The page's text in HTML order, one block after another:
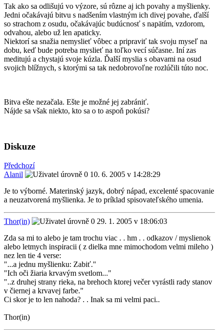
Tak ako sa odlišujú vo výzore, sú rôzne aj ich povahy a myšlienky.
Jedni očakávajú bitvu s nadšením vlastným ich divej povahe, ďalší
so strachom z osudu, očakávajúc budúcnosť s napätím, vzdorom,
odvahou, alebo už len apaticky.
Niektorí sa snažia nemyslieť vôbec a pripraviť tak svoju myseľ na
dobu, keď bude potreba myslieť na toľko vecí súčasne. Iní zas
meditujú a chystajú svoje kúzla. Ďalší myslia s obavami na osud
svojich blížnych, s ktorými sa tak nedobrovoľne rozlúčili túto noc.
Bitva ešte nezačala. Ešte je možné jej zabrániť.
Nájde sa však niekto, kto sa o to aspoň pokúsi?
Diskuze
Předchozí
Alanil
10. 6. 2005 v 14:28:29
Je to výborné. Materinský jazyk, dobrý nápad, excelenté spacovanie
a neuzatvorená myšlienka. Je to príklad spisovateľského umenia.
Thor(in)
29. 1. 2005 v 18:06:03
Zda sa mi to alebo je tam trochu viac . . hm . . odkazov / myslienok
alebo letmych inspiracii ( z dielka mne mimochodom velmi mileho )
nez len tie 4 verse:
"...a jednu myšlienku: Zabiť."
"Ich oči žiaria krvavým svetlom..."
"..z druhej strany rieka, na brehoch ktorej večer vyrástli rady stanov
v čiernej a krvavej farbe."
Ci skor je to len nahoda? . . Inak sa mi velmi paci..
Thor(in)